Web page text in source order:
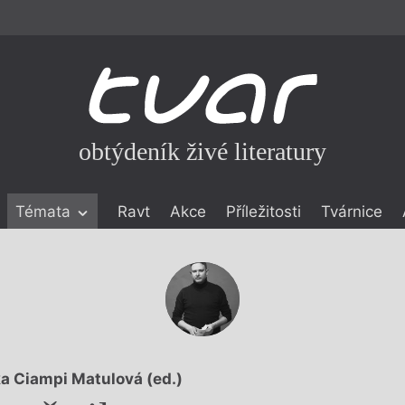
obtýdeník živé literatury
Témata Ravt Akce Příležitosti Tvárnice
Ciampi Matulová (ed.)